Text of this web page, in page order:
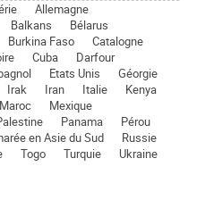
Allemagne
Balkans
Bélarus
Burkina Faso
Catalogne
Cuba
Darfour
Etats Unis
Géorgie
Irak Iran Italie
Kenya
Maroc
Mexique
Panama
Pérou
en Asie du Sud
Russie
Togo Turquie
Ukraine